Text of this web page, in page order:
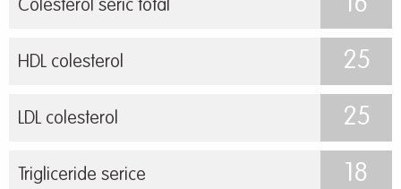
Colesterol seric total
HDL colesterol 25
LDL colesterol 25
Trigliceride serice 18